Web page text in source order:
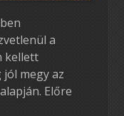
a
kellett
megy az
Előre